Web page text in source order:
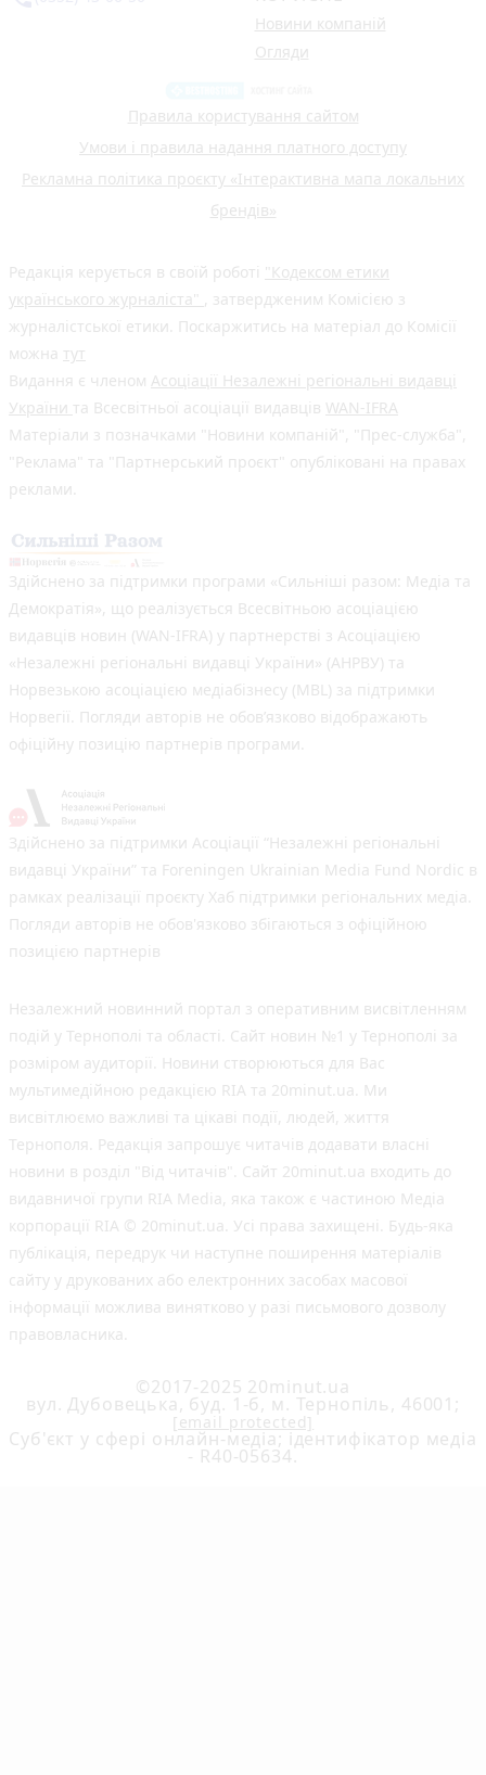
Новини компаній
Огляди
Правила користування сайтом
Умови і правила надання платного доступу
Рекламна політика проєкту «Інтерактивна мапа локальних
брендів»
Редакція керується в своїй роботі "Кодексом етики
українського журналіста" , затвердженим Комісією з
журналістської етики. Поскаржитись на матеріал до Комісії
можна тут
Видання є членом Асоціації Незалежні регіональні видавці
України та Всесвітньої асоціації видавців WAN-IFRA
Матеріали з позначками "Новини компаній", "Прес-служба",
"Реклама" та "Партнерський проєкт" опубліковані на правах
реклами.
Здійснено за підтримки програми «Сильніші разом: Медіа та
Демократія», що реалізується Всесвітньою асоціацією
видавців новин (WAN-IFRA) у партнерстві з Асоціацією
«Незалежні регіональні видавці України» (АНРВУ) та
Норвезькою асоціацією медіабізнесу (MBL) за підтримки
Норвегії. Погляди авторів не обов’язково відображають
офіційну позицію партнерів програми.
Здійснено за підтримки Асоціації “Незалежні регіональні
видавці України” та Foreningen Ukrainian Media Fund Nordic в
рамках реалізації проєкту Хаб підтримки регіональних медіа.
Погляди авторів не обов'язково збігаються з офіційною
позицією партнерів
Незалежний новинний портал з оперативним висвітленням
подій у Тернополі та області. Сайт новин №1 у Тернополі за
розміром аудиторії. Новини створюються для Вас
мультимедійною редакцією RIA та 20minut.ua. Ми
висвітлюємо важливі та цікаві події, людей, життя
Тернополя. Редакція запрошує читачів додавати власні
новини в розділ "Від читачів". Сайт 20minut.ua входить до
видавничої групи RIA Media, яка також є частиною Медіа
корпорації RIA © 20minut.ua. Усі права захищені. Будь-яка
публiкацiя, передрук чи наступне поширення матеріалів
сайту у друкованих або електронних засобах масової
інформації можлива винятково у разі письмового дозволу
правовласника.
©2017-2025 20minut.ua
вул. Дубовецька, буд. 1-б, м. Тернопіль, 46001;
[email protected]
Cуб'єкт у сфері онлайн-медіа; ідентифікатор медіа
- R40-05634.